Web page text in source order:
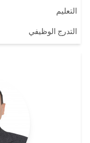
التعليم
التدرج الوظيفي